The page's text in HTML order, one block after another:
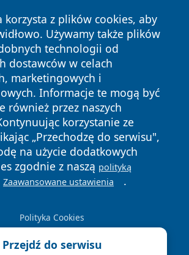
korzysta z plików cookies, aby
Używamy także plików
technologii od
dostawców w celach
marketingowych i
Informacje te mogą być
również przez naszych
korzystanie ze
„Przechodzę do serwisu",
na użycie dodatkowych
zgodnie z naszą polityką
Zaawansowane ustawienia .
Polityka Cookies
Przejdź do serwisu
Wszystkie prawa
Polityka
Prywatności
Polityka
Cookies